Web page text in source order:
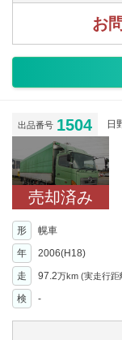
お
出品番号 1504 日
売却済み
形 幌車
年
2006(H18)
走 97.2万km (実走行距
検
-